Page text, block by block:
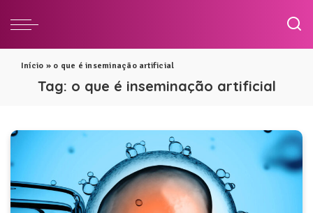
Início » o que é inseminação artificial
Tag: o que é inseminação artificial